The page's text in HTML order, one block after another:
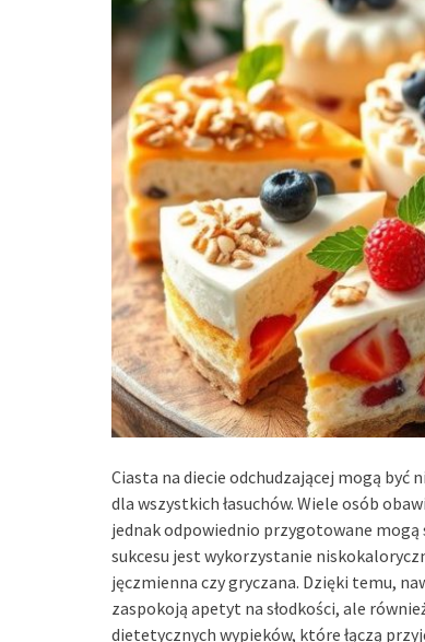
Ciasta na diecie odchudzającej mogą być
dla wszystkich łasuchów. Wiele osób
jednak odpowiednio przygotowane
sukcesu jest wykorzystanie
jęczmienna czy gryczana. Dzięki temu,
zaspokoją apetyt na słodkości, ale
dietetycznych wypieków, które łączą